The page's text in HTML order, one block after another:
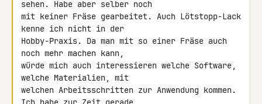
sehen. Habe aber selber noch
mit keiner Fräse gearbeitet. Auch Lötstopp-Lack
kenne ich nicht in der
Hobby-Praxis. Da man mit so einer Fräse auch
noch mehr machen kann,
würde mich auch interessieren welche Software,
welche Materialien, mit
welchen Arbeitsschritten zur Anwendung kommen.